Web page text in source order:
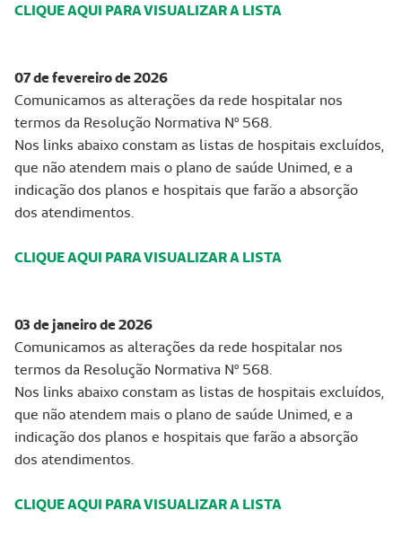
CLIQUE AQUI PARA VISUALIZAR A LISTA
07 de fevereiro de 2026
Comunicamos as alterações da rede hospitalar nos
termos da Resolução Normativa Nº 568.
Nos links abaixo constam as listas de hospitais excluídos,
que não atendem mais o plano de saúde Unimed, e a
indicação dos planos e hospitais que farão a absorção
dos atendimentos.
CLIQUE AQUI PARA VISUALIZAR A LISTA
03 de janeiro de 2026
Comunicamos as alterações da rede hospitalar nos
termos da Resolução Normativa Nº 568.
Nos links abaixo constam as listas de hospitais excluídos,
que não atendem mais o plano de saúde Unimed, e a
indicação dos planos e hospitais que farão a absorção
dos atendimentos.
CLIQUE AQUI PARA VISUALIZAR A LISTA